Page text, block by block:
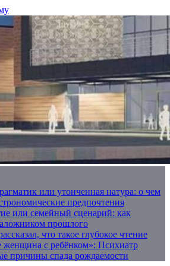
или утонченная натура: о чем
предпочтения
или семейный сценарий: как
прошлого
что такое глубокое чтение
с ребёнком»: Психиатр
причины спада рождаемости